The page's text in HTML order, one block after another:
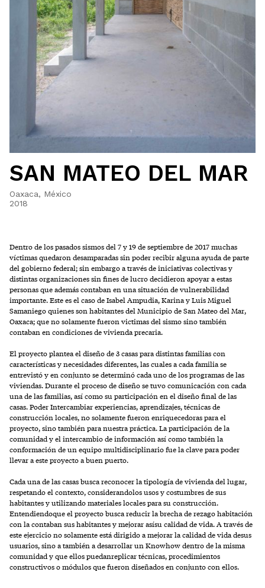
SAN MATEO DEL MAR
Oaxaca, México
2018
Dentro de los pasados sismos del 7 y 19 de septiembre de 2017 muchas
víctimas quedaron desamparadas sin poder recibir alguna ayuda de parte
del gobierno federal; sin embargo a través de iniciativas colectivas y
distintas organizaciones sin fines de lucro decidieron apoyar a estas
personas que además contaban en una situación de vulnerabilidad
importante. Este es el caso de Isabel Ampudia, Karina y Luis Miguel
Samaniego quienes son habitantes del Municipio de San Mateo del Mar,
Oaxaca; que no solamente fueron victimas del sismo sino también
contaban en condiciones de vivienda precaria.
El proyecto plantea el diseño de 3 casas para distintas familias con
características y necesidades diferentes, las cuales a cada familia se
entrevistó y en conjunto se determinó cada uno de los programas de las
viviendas. Durante el proceso de diseño se tuvo comunicación con cada
una de las familias, así como su participación en el diseño final de las
casas. Poder Intercambiar experiencias, aprendizajes, técnicas de
construcción locales, no solamente fueron enriquecedoras para el
proyecto, sino también para nuestra práctica. La participación de la
comunidad y el intercambio de información así como también la
conformación de un equipo multidisciplinario fue la clave para poder
llevar a este proyecto a buen puerto.
Cada una de las casas busca reconocer la tipología de vivienda del lugar,
respetando el contexto, considerandolos usos y costumbres de sus
habitantes y utilizando materiales locales para su construcción.
Entendiendoque el proyecto busca reducir la brecha de rezago habitación
con la contaban sus habitantes y mejorar asísu calidad de vida. A través de
este ejercicio no solamente está dirigido a mejorar la calidad de vida desus
usuarios, sino a también a desarrollar un Knowhow dentro de la misma
comunidad y que ellos puedanreplicar técnicas, procedimientos
constructivos o módulos que fueron diseñados en conjunto con ellos.